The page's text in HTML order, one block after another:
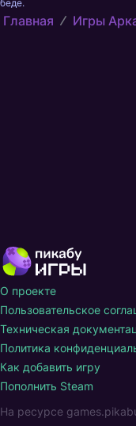
беде.
Главная Игры
О проекте
Пользовательское
Техническая
Политика
Как добавить игру
Пополнить Steam
На ресурсе